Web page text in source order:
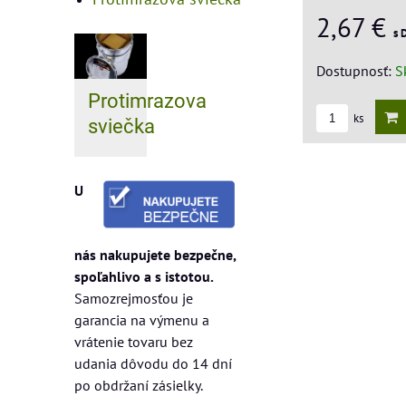
2,67 € s
Dostupnosť:
ks
Protimrazova
sviečka
U
nás nakupujete bezpečne,
spoľahlivo a s istotou.
Samozrejmosťou je
garancia na výmenu a
vrátenie tovaru bez
udania dôvodu do 14 dní
po obdržaní zásielky.